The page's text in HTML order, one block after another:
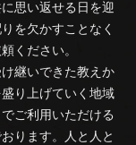
思い返せる日を迎
を欠かすことなく
ください。
継いできた教えか
り上げていく地域
ご利用いただける
ります。人と人と